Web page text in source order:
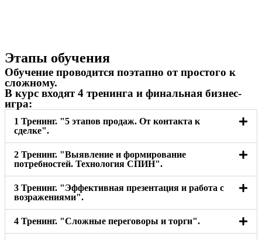
Этапы обучения
Обучение проводится поэтапно от простого к
сложному.
В курс входят 4 тренинга и финальная бизнес-
игра:
1 Тренинг. "5 этапов продаж. От контакта к
сделке".
2 Тренинг. "Выявление и формирование
потребностей. Технология СПИН".
3 Тренинг. "Эффективная презентация и работа с
возражениями".
4 Тренинг. "Сложные переговоры и торги".